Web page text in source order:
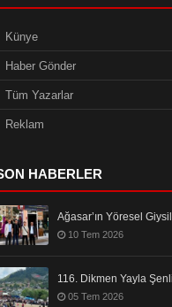
Künye
Haber Gönder
Tüm Yazarlar
Reklam
HABERLER
Ağasar’ın Yöresel
10 Tem 2026
116. Dikmen Yayla
05 Tem 2026